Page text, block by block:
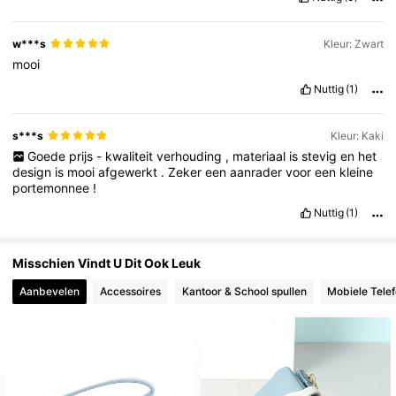
w***s Kleur: Zwart
mooi
Nuttig (1)
s***s Kleur: Kaki
Goede prijs - kwaliteit verhouding , materiaal is stevig en het
design is mooiafgewerkt .Zekereenaanradervooreen kleine
portemonnee !
Nuttig (1)
Misschien Vindt U Dit Ook Leuk
Aanbevelen Accessoires Kantoor & School spullen Mobiele